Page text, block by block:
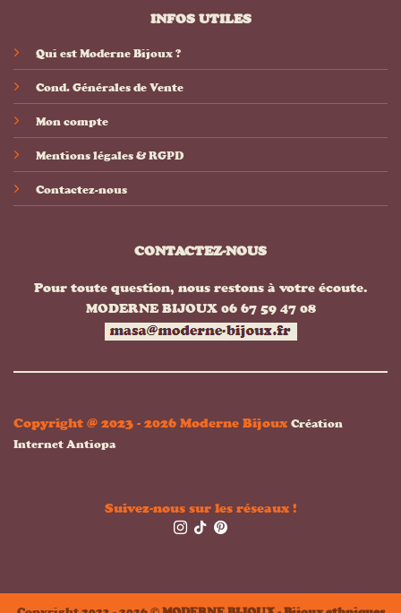
INFOS UTILES
Qui est Moderne Bijoux ?
Cond. Générales de Vente
Mon compte
Mentions légales & RGPD
Contactez-nous
CONTACTEZ-NOUS
Pour toute question, nous restons à votre écoute.
MODERNE BIJOUX 06 67 59 47 08
Copyright @ 2023 - 2026 Moderne Bijoux Création
Internet Antiopa
Suivez-nous sur les réseaux !